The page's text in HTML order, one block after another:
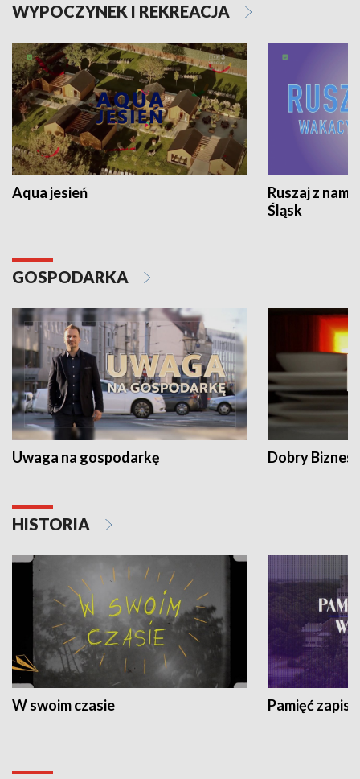
WYPOCZYNEK I REKREACJA
Aqua jesień
Ruszaj z
Śląsk
GOSPODARKA
Uwaga na gospodarkę Dobry Biznes
HISTORIA
W swoim czasie Pamięć